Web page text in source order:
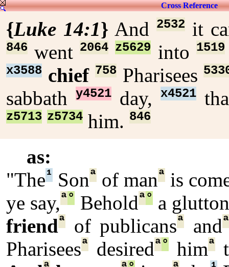
Cross Reference
{Luke 14:1} And 2532 it
846 went 2064 z5629 into 1519
x3588 chief 758Pharisees
sabbathy4521 day,x4521
z5713 z5734 him. 846
as:
"The¹ Sonª of manª is
ye say,ª° Beholdª°a
friendª of publicansª andª
Phariseesª desiredª° himª